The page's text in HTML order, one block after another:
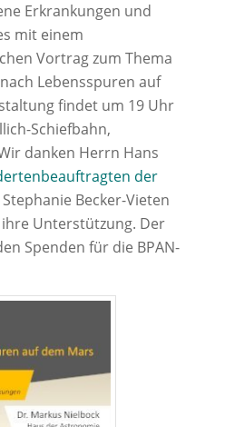
Erkrankungen und
mit einem
Vortrag zum Thema
Lebensspuren auf
findet um 19 Uhr
Schiefbahn,
danken Herrn Hans
der
Becker-Vieten
Unterstützung. Der
Spenden für die BPAN-